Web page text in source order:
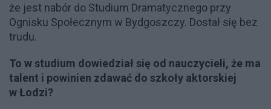
że jest nabór do Studium Dramatycznego przy
Ognisku Społecznym w Bydgoszczy. Dostał się bez
trudu.
To w studium dowiedział się od nauczycieli, że ma
talent i powinien zdawać do szkoły aktorskiej
w Łodzi?